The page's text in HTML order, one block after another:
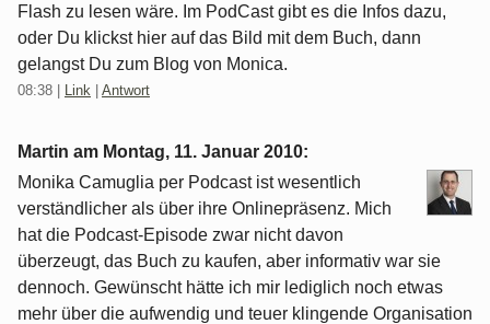
Flash zu lesen wäre. Im PodCast gibt es die Infos dazu,
oder Du klickst hier auf das Bild mit dem Buch, dann
gelangst Du zum Blog von Monica.
08:38 | Link | Antwort
Martin am Montag, 11. Januar 2010:
Monika Camuglia per Podcast ist wesentlich
verständlicher als über ihre Onlinepräsenz. Mich
hat die Podcast-Episode zwar nicht davon
überzeugt, das Buch zu kaufen, aber informativ war sie
dennoch. Gewünscht hätte ich mir lediglich noch etwas
mehr über die aufwendig und teuer klingende Organisation